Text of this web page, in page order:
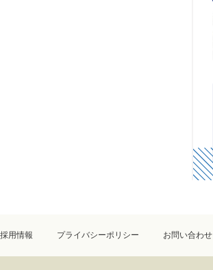
採用情報 プライバシーポリシー お問い合わせ